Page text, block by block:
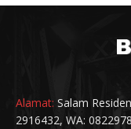
Alamat: Salam
2916432, WA: